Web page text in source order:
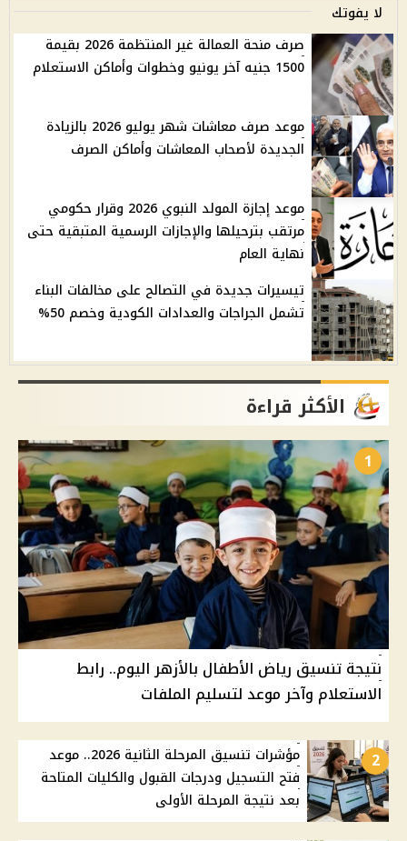
لا يفوتك
صرف منحة العمالة غير المنتظمة 2026 بقيمة
1500 جنيه آخر يونيو وخطوات وأماكن الاستعلام
موعد صرف معاشات شهر يوليو 2026 بالزيادة
الجديدة لأصحاب المعاشات وأماكن الصرف
موعد إجازة المولد النبوي 2026 وقرار حكومي
مرتقب بترحيلها والإجازات الرسمية المتبقية حتى
نهاية العام
تيسيرات جديدة في التصالح على مخالفات البناء
تشمل الجراجات والعدادات الكودية وخصم 50%
الأكثر قراءة
1
نتيجة تنسيق رياض الأطفال بالأزهر اليوم.. رابط
الاستعلام وآخر موعد لتسليم الملفات
2
مؤشرات تنسيق المرحلة الثانية 2026.. موعد
فتح التسجيل ودرجات القبول والكليات المتاحة
بعد نتيجة المرحلة الأولى